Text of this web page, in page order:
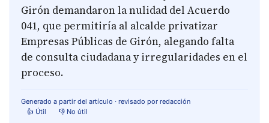
Girón demandaron la nulidad del Acuerdo
041, que permitiría al alcalde privatizar
Empresas Públicas de Girón, alegando falta
de consulta ciudadana y irregularidades en el
proceso.
Generado a partir del artículo · revisado por redacción
👍 Útil
👎 No útil